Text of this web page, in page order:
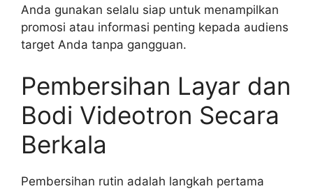
Anda gunakan selalu siap untuk menampilkan
promosi atau informasi penting kepada audiens
target Anda tanpa gangguan.
Pembersihan Layar dan
Bodi Videotron Secara
Berkala
Pembersihan rutin adalah langkah pertama